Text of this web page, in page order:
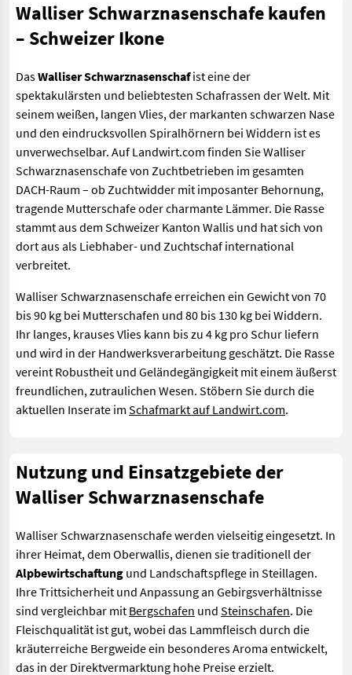
Walliser Schwarznasenschafe kaufen
– Schweizer Ikone
DasWalliser Schwarznasenschafist eine der
spektakulärsten und beliebtesten Schafrassen der Welt. Mit
seinem weißen, langen Vlies, der markanten schwarzen Nase
und den eindrucksvollen Spiralhörnern bei Widdern ist es
unverwechselbar. Auf Landwirt.com finden Sie Walliser
Schwarznasenschafe von Zuchtbetrieben im gesamten
DACH-Raum – ob Zuchtwidder mit imposanter Behornung,
tragende Mutterschafe oder charmante Lämmer. Die Rasse
stammt aus dem Schweizer Kanton Wallis und hat sich von
dort aus als Liebhaber- und Zuchtschaf international
verbreitet.
Walliser Schwarznasenschafe erreichen ein Gewicht von 70
bis 90 kg bei Mutterschafen und 80 bis 130 kg bei Widdern.
Ihr langes, krauses Vlies kann bis zu 4 kg pro Schur liefern
und wird in der Handwerksverarbeitung geschätzt. Die Rasse
vereint Robustheit und Geländegängigkeit mit einem äußerst
freundlichen, zutraulichen Wesen. Stöbern Sie durch die
aktuellen Inserate im Schafmarkt auf Landwirt.com.
Nutzung und Einsatzgebiete der
Walliser Schwarznasenschafe
Walliser Schwarznasenschafe werden vielseitig eingesetzt. In
ihrer Heimat, dem Oberwallis, dienen sie traditionell der
Alpbewirtschaftung und Landschaftspflege in Steillagen.
Ihre Trittsicherheit und Anpassung an Gebirgsverhältnisse
sind vergleichbar mit Bergschafen und Steinschafen. Die
Fleischqualität ist gut, wobei das Lammfleisch durch die
kräuterreiche Bergweide ein besonderes Aroma entwickelt,
das in der Direktvermarktung hohe Preise erzielt.